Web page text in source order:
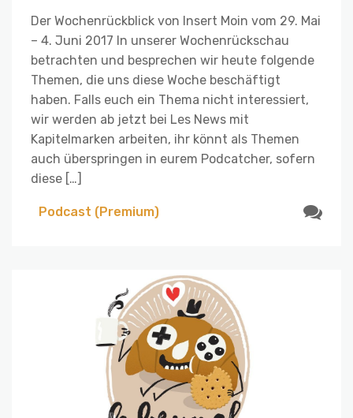
Der Wochenrückblick von Insert Moin vom 29. Mai
– 4. Juni 2017 In unserer Wochenrückschau
betrachten und besprechen wir heute folgende
Themen, die uns diese Woche beschäftigt
haben. Falls euch ein Thema nicht interessiert,
wir werden ab jetzt bei Les News mit
Kapitelmarken arbeiten, ihr könnt als Themen
auch überspringen in eurem Podcatcher, sofern
diese […]
Podcast (Premium)